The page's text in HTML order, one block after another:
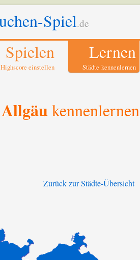
Spiel.de
Spielen
Highscore einstellen
Lernen
Städte kennenlernen
kennenlernen
Zurück zur Städte-Übersicht